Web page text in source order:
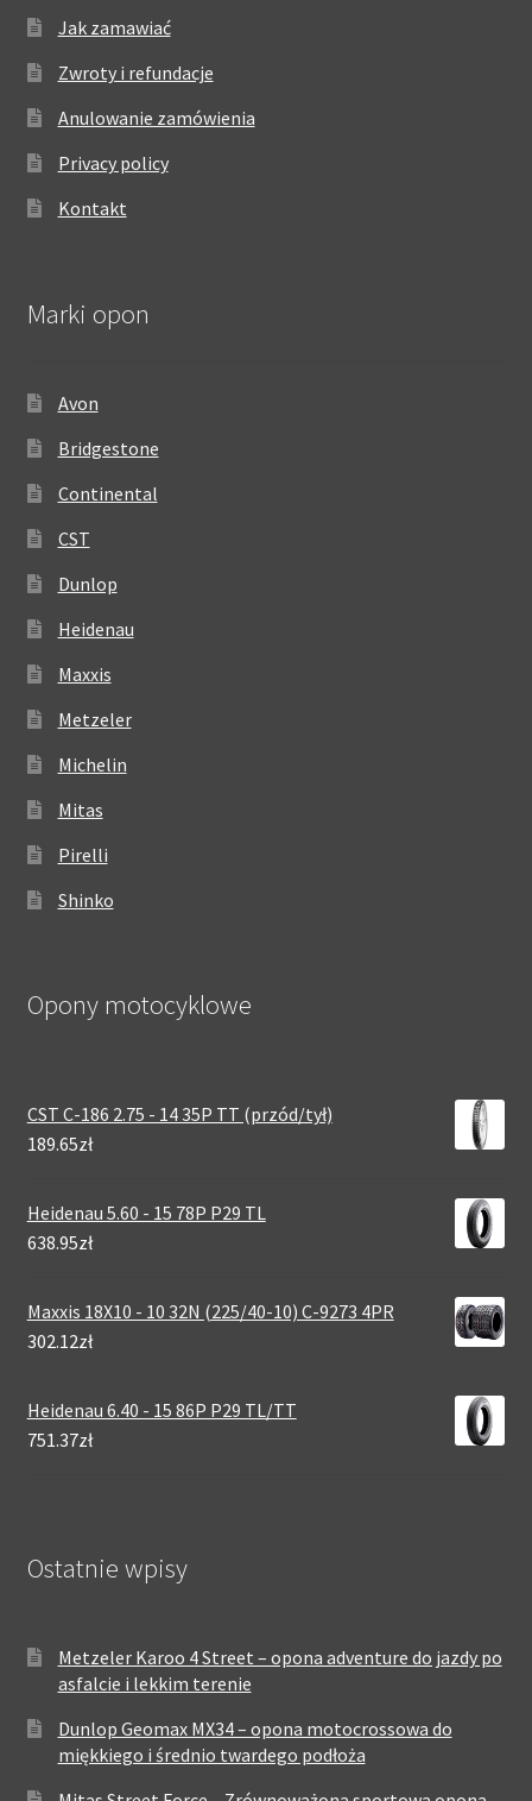
Jak zamawiać
Zwroty i refundacje
Anulowanie zamówienia
Privacy policy
Kontakt
Marki opon
Avon
Bridgestone
Continental
CST
Dunlop
Heidenau
Maxxis
Metzeler
Michelin
Mitas
Pirelli
Shinko
Opony motocyklowe
CST C-186 2.75 - 14 35P TT (przód/tył)
189.65zł
Heidenau 5.60 - 15 78P P29 TL
638.95zł
Maxxis 18X10 - 10 32N (225/40-10) C-9273 4PR
302.12zł
Heidenau 6.40 - 15 86P P29 TL/TT
751.37zł
Ostatnie wpisy
Metzeler Karoo 4 Street – opona adventure do jazdy po
asfalcie i lekkim terenie
Dunlop Geomax MX34 – opona motocrossowa do
miękkiego i średnio twardego podłoża